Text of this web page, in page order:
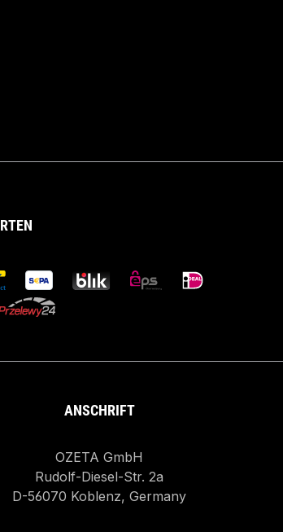
ANSCHRIFT
OZETA GmbH
Rudolf-Diesel-Str. 2a
D-56070 Koblenz, Germany